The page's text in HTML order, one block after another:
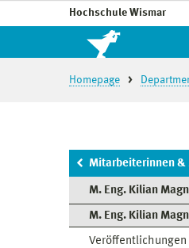
Hochschule Wismar
Homepage
Mitarbeiterinnen &
M. Eng. Kilian
M. Eng. Kilian
Veröffentlichungen